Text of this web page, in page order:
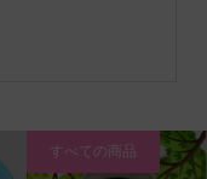
すべての商品